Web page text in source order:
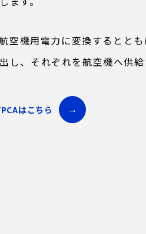
空機用電力に変換するとと
し、それぞれを航空機へ供給
はこちら